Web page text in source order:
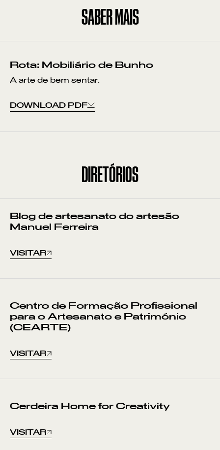
MUSEU ARTESÃO OFICINA COMÉRCIO
SABER MAIS
Rota: Mobiliário de Bunho
A arte de bem sentar.
DOWNLOAD PDF
DIRETÓRIOS
Blog de artesanato do artesão
Manuel Ferreira
VISITAR
Centro de Formação Profissional
para o Artesanato e Património
(CEARTE)
VISITAR
Cerdeira Home for Creativity
VISITAR